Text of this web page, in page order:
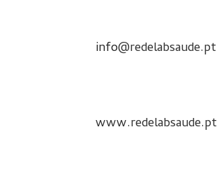
info@redelabsaude.pt
www.redelabsaude.pt